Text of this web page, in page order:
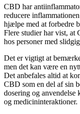
CBD har
reducere
hjælpe med at forbedre
Flere studier har vist, at
hos personer med
Det er vigtigt at
men det kan være en
Det anbefales altid at
CBD som en del af sin
dosering og
og medicininteraktioner.